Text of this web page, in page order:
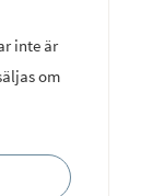
inte är
om